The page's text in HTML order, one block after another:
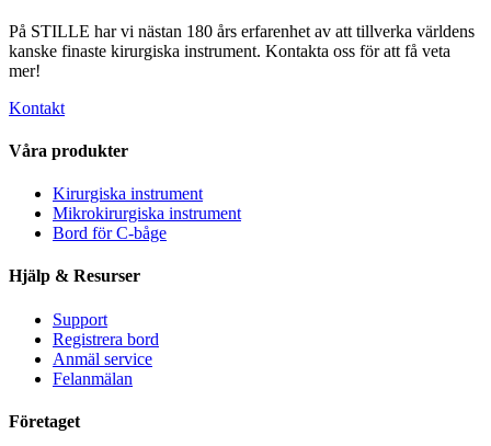
På STILLE har vi nästan 180 års erfarenhet av att tillverka världens
kanske finaste kirurgiska instrument. Kontakta oss för att få veta
mer!
Kontakt
Våra produkter
Kirurgiska instrument
Mikrokirurgiska instrument
Bord för C-båge
Hjälp & Resurser
Support
Registrera bord
Anmäl service
Felanmälan
Företaget